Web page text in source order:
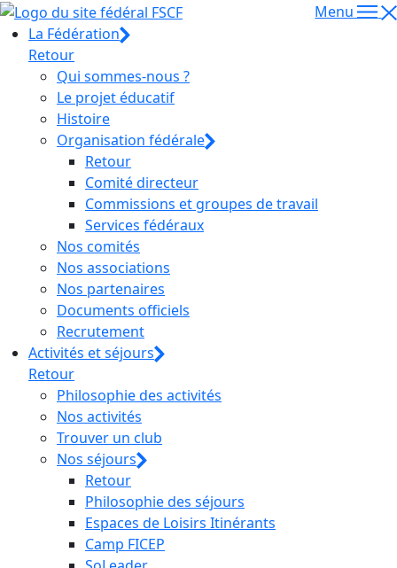
Menu
La Fédération
Retour
Qui sommes-nous ?
Le projet éducatif
Histoire
Organisation fédérale
Retour
Comité directeur
Commissions et groupes de travail
Services fédéraux
Nos comités
Nos associations
Nos partenaires
Documents officiels
Recrutement
Activités et séjours
Retour
Philosophie des activités
Nos activités
Trouver un club
Nos séjours
Retour
Philosophie des séjours
Espaces de Loisirs Itinérants
Camp FICEP